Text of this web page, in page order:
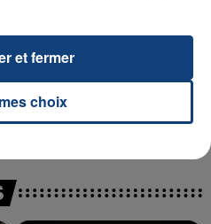
SE FAIRE
RESSORT DE LA...
et présenté ses
choix
et fermer